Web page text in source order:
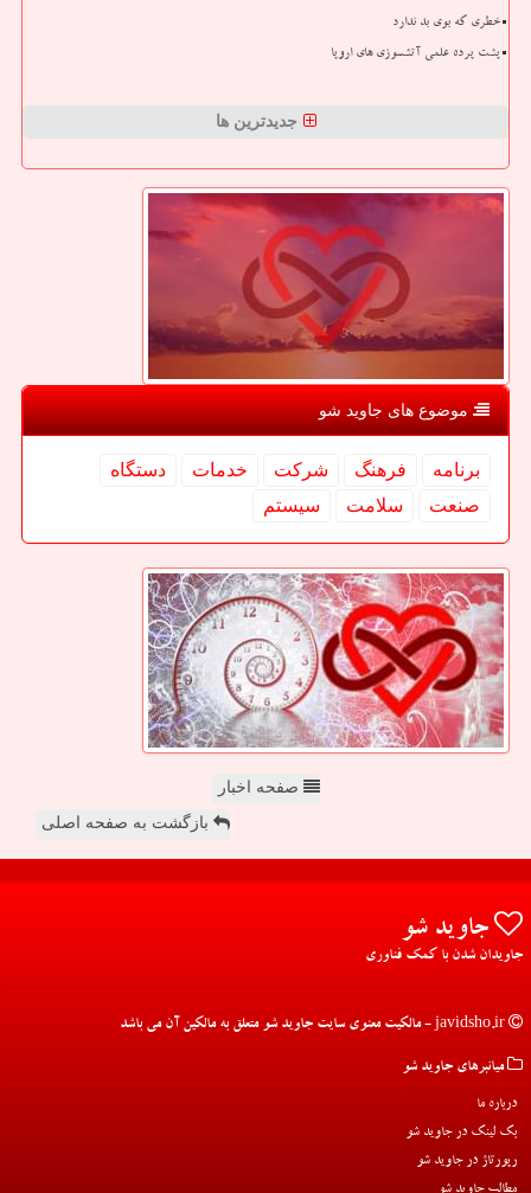
خطری که بوی بد ندارد
پشت پرده علمی آتشسوزی های اروپا
جدیدترین ها
موضوع های جاوید شو
برنامه فرهنگ شركت خدمات
دستگاه
صنعت
سلامت سیستم
صفحه اخبار
بازگشت به صفحه اصلی
جاوید شو
جاویدان شدن با کمک فناوری
میانبرهای جاوید شو
درباره ما
بک لینک در جاوید شو
رپورتاژ در جاوید شو